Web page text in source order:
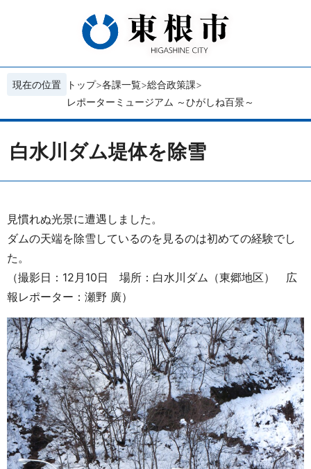
現在の位置 トップ 各課一覧 総合政策課
レポーターミュージアム ～ひがしね百景～
白水川ダム堤体を除雪
見慣れぬ光景に遭遇しました。
ダムの天端を除雪しているのを見るのは初めての経験でし
た。
（撮影日：12月10日 場所：白水川ダム（東郷地区） 広
報レポーター：瀬野 廣）